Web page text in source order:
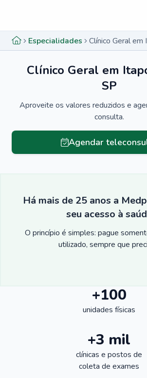
Especialidades
Clínico Geral em
SP
Aproveite os valores reduzidos e
consulta.
Agendar
Há mais de 25 anos a
seu acesso à
O princípio é simples: pague
utilizado, sempre que
+100
unidades físicas
+3 mil
clínicas e postos de
coleta de exames